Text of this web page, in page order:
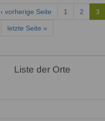
‹ vorherige Seite 1 2 3
letzte Seite »
Liste der Orte